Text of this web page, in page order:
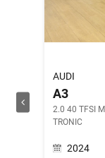
AUDI
A3
2.0 40 TFSI
TRONIC
2024